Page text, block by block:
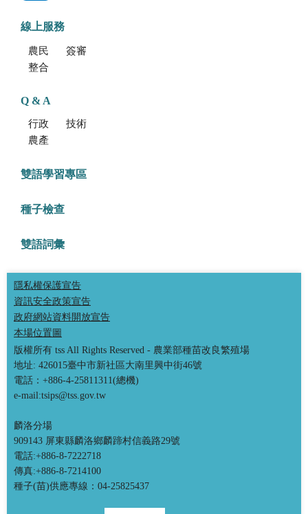
線上服務
農民學院
簽審通關共同作業平台
整合型植物種苗檢測服務多元平台
Q & A
行政方面
技術方面
農產品食安專區
雙語學習專區
種子檢查
雙語詞彙
隱私權保護宣告
資訊安全政策宣告
政府網站資料開放宣告
本場位置圖
版權所有 tss All Rights Reserved - 農業部種苗改良繁殖場
地址: 426015臺中市新社區大南里興中街46號
電話：+886-4-25811311(總機)
e-mail:tsips@tss.gov.tw
麟洛分場
909143 屏東縣麟洛鄉麟蹄村信義路29號
電話:+886-8-7222718
傳真:+886-8-7214100
種子(苗)供應專線：04-25825437